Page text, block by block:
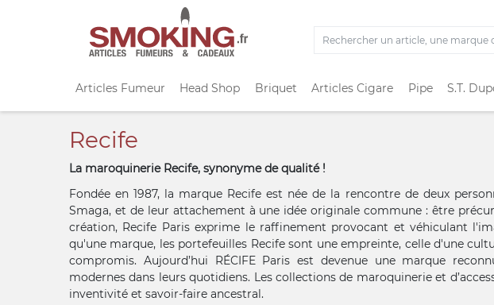
Articles Fumeur Head Shop Briquet Articles Cigare Pipe S.T.
Recife
La maroquinerie Recife, synonyme de qualité !
Fondée en 1987, la marque Recife est née de la rencontre de deux
Smaga, et de leur attachement à une idée originale commune : être
création, Recife Paris exprime le raffinement provocant et véhiculant
qu'une marque, les portefeuilles Recife sont une empreinte, celle d'une
compromis. Aujourd’hui RÉCIFE Paris est devenue une marque
modernes dans leurs quotidiens. Les collections de maroquinerie et
inventivité et savoir-faire ancestral.